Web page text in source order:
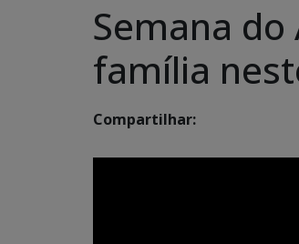
Semana
família
Compartilhar: